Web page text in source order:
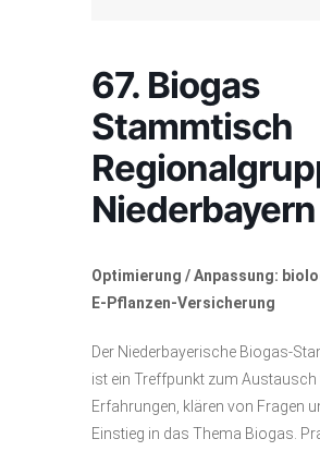
67. Biogas
Stammtisch
Niederbayern
Optimierung / Anpassung:
E-Pflanzen-Versicherung
Der Niederbayerische Biogas-
ist ein Treffpunkt zum Austausch
Erfahrungen, klären von Fragen
Einstieg in das Thema Biogas.